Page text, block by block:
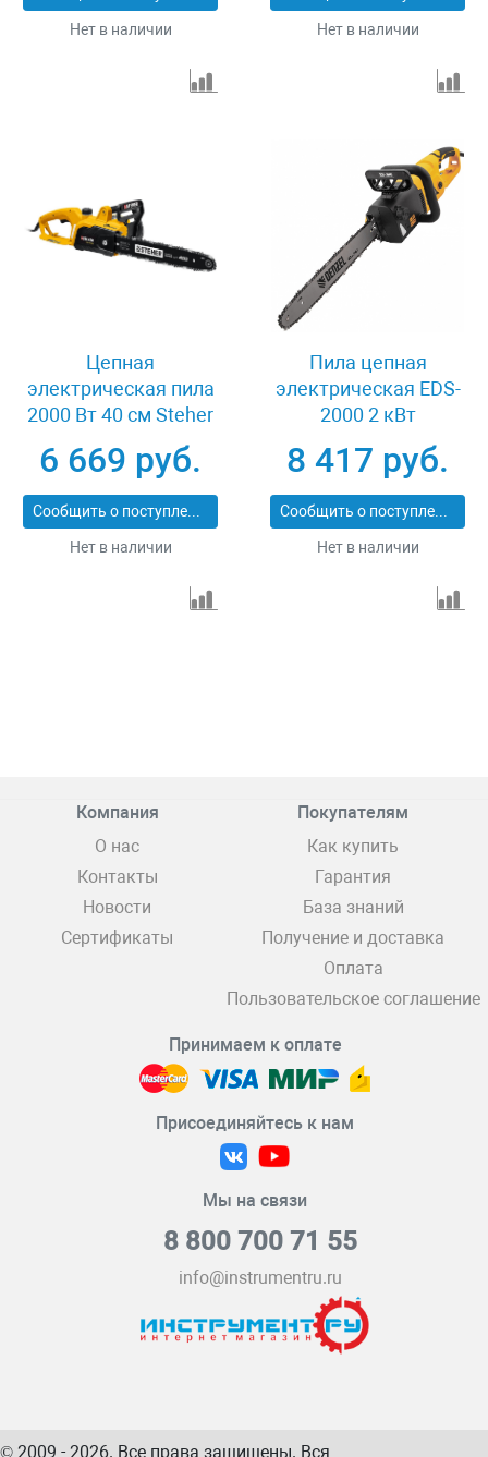
Нет в наличии Нет в наличии
Цепная
электрическая пила
2000 Вт 40 см Steher
6 669 руб.
Сообщить о поступлении
Нет в наличии
Пила цепная
электрическая EDS-
2000 2 кВт
продольная шина 40
см шаг 3/8 паз 1.3 мм
56 звеньев Denzel
95618
8 417 руб.
Сообщить о поступлении
Нет в наличии
Компания
О нас
Контакты
Новости
Сертификаты
Покупателям
Как купить
Гарантия
База знаний
Получение и доставка
Оплата
Пользовательское соглашение
Принимаем к оплате
Присоединяйтесь к нам
Мы на связи
8 800 700 71 55
info@instrumentru.ru
© 2009 - 2026. Все права защищены. Вся